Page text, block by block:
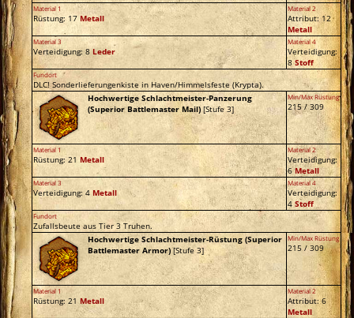
Material 1
Rüstung: 17Metall
Material 2
Attribut: 12
Metall
Material 3
Verteidigung: 8Leder
Material 4
Verteidigung:
8Stoff
Fundort
DLC! Sonderlieferungenkiste in Haven/Himmelsfeste (Krypta).
Hochwertige Schlachtmeister-Panzerung
(Superior Battlemaster Mail) [Stufe 3]
Min/Max Rüstung
215 / 309
Material 1
Rüstung: 21Metall
Material 2
Verteidigung:
6Metall
Material 3
Verteidigung: 4 Metall
Material 4
Verteidigung:
4Stoff
Fundort
Zufallsbeute aus Tier 3 Truhen.
Hochwertige Schlachtmeister-Rüstung (Superior
Battlemaster Armor)[Stufe 3]
Min/Max Rüstung
215 / 309
Material 1
Rüstung: 21Metall
Material 2
Attribut: 6
Metall